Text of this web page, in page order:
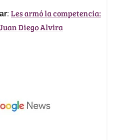
: Les armó la competencia:
Diego Alvira